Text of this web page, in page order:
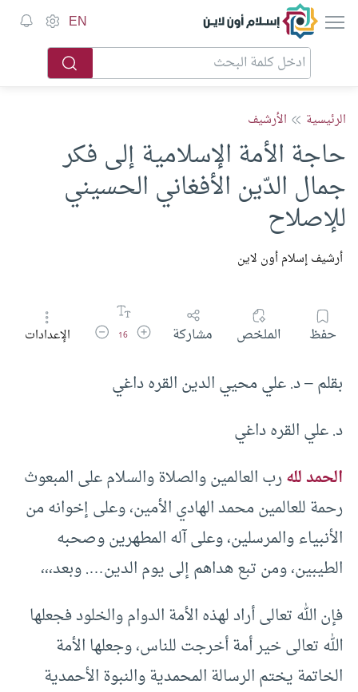
إسلام أون لاين EN
الرئيسية الأرشيف
حاجة الأمة الإسلامية إلى فكر
جمال الدّين الأفغاني الحسيني
للإصلاح
أرشيف إسلام أون لاين
حفظ الملخص مشاركة زيادة حجم الخط
16 تقليل حجم الخط
الإعدادات
بقلم – د. علي محيي الدين القره داغي
د. علي القره داغي
الحمد للهرب العالمين والصلاة والسلام على المبعوث
رحمة للعالمين محمد الهادي الأمين، وعلى إخوانه من
الأنبياء والمرسلين، وعلى آله المطهرين وصحبه
الطيبين، ومن تبع هداهم إلى يوم الدين…. وبعد،،،
فإن الله تعالى أراد لهذه الأمة الدوام والخلود فجعلها
الله تعالى خير أمة أخرجت للناس، وجعلها الأمة
الخاتمة يختم الرسالة المحمدية والنبوة الأحمدية